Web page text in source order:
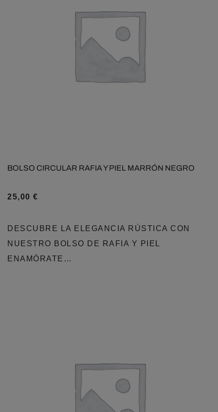
BOLSO CIRCULAR RAFIA Y PIEL MARRÓN NEGRO
25,00 €
DESCUBRE LA ELEGANCIA RÚSTICA CON
NUESTRO BOLSO DE RAFIA Y PIEL
ENAMÓRATE…